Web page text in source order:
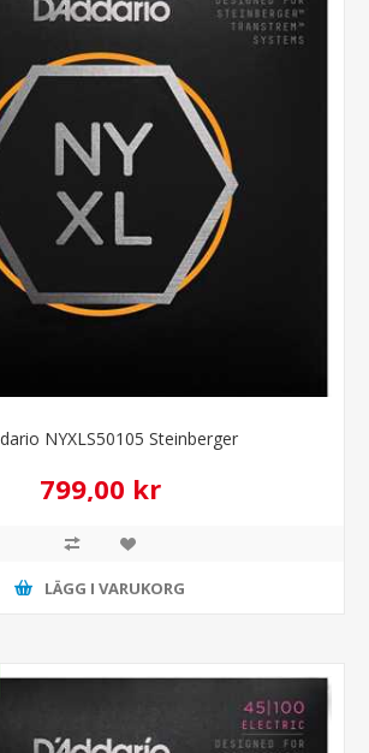
NYXLS50105 Steinberger
799,00 kr
LÄGG I VARUKORG